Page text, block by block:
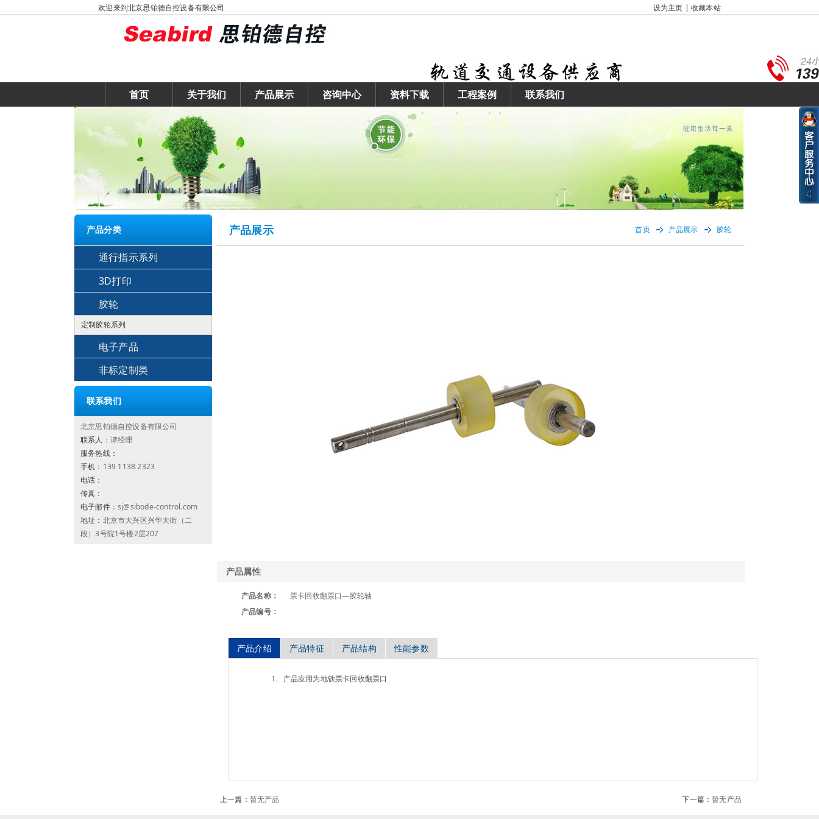
欢迎来到北京思铂德自控设备有限公司 设为主页 | 收藏本站
首页 关于我们 产品展示 咨询中心 资料下载 工程案例 联系我们
产品分类
通行指示系列
3D打印
胶轮
定制胶轮系列
电子产品
非标定制类
联系我们
北京思铂德自控设备有限公司
联系人： 谭经理
服务热线：
手机： 139 1138 2323
电话：
传真：
电子邮件： sj@sibode-control.com
地址： 北京市大兴区兴华大街（二
段）3号院1号楼2层207
产品展示 首页 产品展示 胶轮
产品属性
产品名称：
票卡回收翻票口—胶轮轴
产品编号：
产品介绍 产品特征 产品结构 性能参数
1. 产品应用为地铁票卡回收翻票口
上一篇： 暂无产品 下一篇：暂无产品